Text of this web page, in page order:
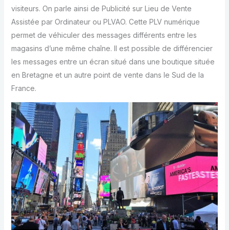
visiteurs. On parle ainsi de Publicité sur Lieu de Vente
Assistée par Ordinateur ou PLVAO. Cette PLV numérique
permet de véhiculer des messages différents entre les
magasins d’une même chaîne. Il est possible de différencier
les messages entre un écran situé dans une boutique située
en Bretagne et un autre point de vente dans le Sud de la
France.